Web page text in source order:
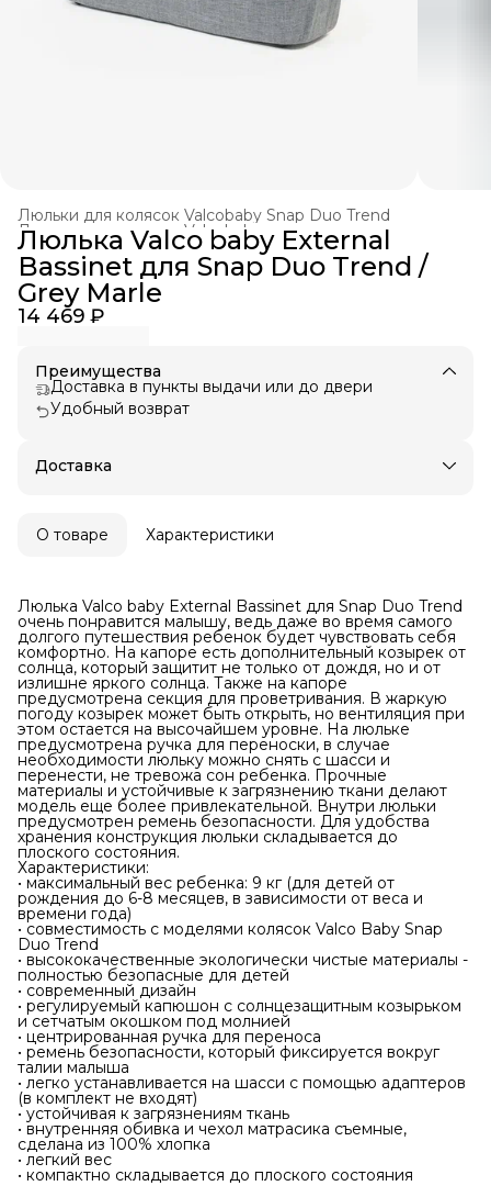
Люльки для колясок Valcobaby Snap Duo Trend
Люльки для колясок Valcobaby ›
Аксессуары для колясок ›
Главная ›
Люлька Valco baby External
Bassinet для Snap Duo Trend /
Grey Marle
14 469 ₽
Преимущества
Доставка в пункты выдачи или до двери
Удобный возврат
Доставка
О товаре Характеристики
Люлька Valco baby External Bassinet для Snap Duo Trend
очень понравится малышу, ведь даже во время самого
долгого путешествия ребенок будет чувствовать себя
комфортно. На капоре есть дополнительный козырек от
солнца, который защитит не только от дождя, но и от
излишне яркого солнца. Также на капоре
предусмотрена секция для проветривания. В жаркую
погоду козырек может быть открыть, но вентиляция при
этом остается на высочайшем уровне. На люльке
предусмотрена ручка для переноски, в случае
необходимости люльку можно снять с шасси и
перенести, не тревожа сон ребенка. Прочные
материалы и устойчивые к загрязнению ткани делают
модель еще более привлекательной. Внутри люльки
предусмотрен ремень безопасности. Для удобства
хранения конструкция люльки складывается до
плоского состояния.
Характеристики:
• максимальный вес ребенка: 9 кг (для детей от
рождения до 6-8 месяцев, в зависимости от веса и
времени года)
• совместимость с моделями колясок Valco Baby Snap
Duo Trend
• высококачественные экологически чистые материалы -
полностью безопасные для детей
• современный дизайн
• регулируемый капюшон с солнцезащитным козырьком
и сетчатым окошком под молнией
• центрированная ручка для переноса
• ремень безопасности, который фиксируется вокруг
талии малыша
• легко устанавливается на шасси с помощью адаптеров
(в комплект не входят)
• устойчивая к загрязнениям ткань
• внутренняя обивка и чехол матрасика съемные,
сделана из 100% хлопка
• легкий вес
• компактно складывается до плоского состояния